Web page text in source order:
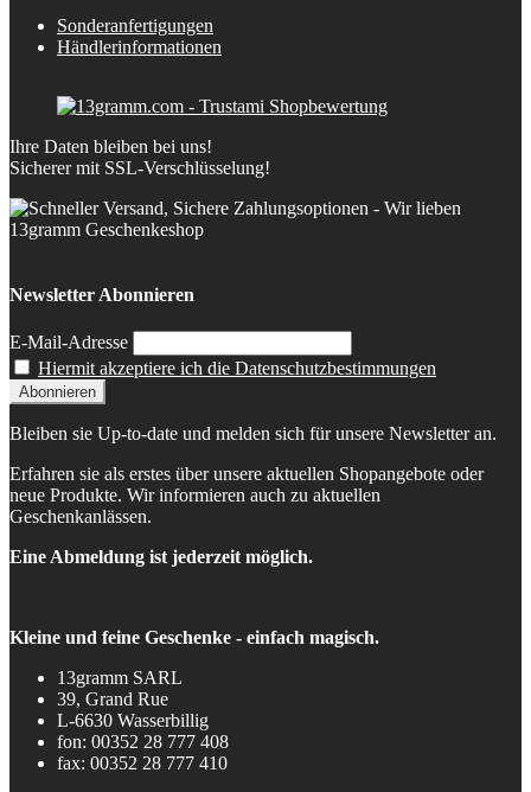
Sonderanfertigungen
Händlerinformationen
Ihre Daten bleiben bei uns!
Sicherer mit SSL-Verschlüsselung!
Newsletter Abonnieren
E-Mail-Adresse
Hiermit akzeptiere ich die Datenschutzbestimmungen
Bleiben sie Up-to-date und melden sich für unsere Newsletter an.
Erfahren sie als erstes über unsere aktuellen Shopangebote oder
neue Produkte. Wir informieren auch zu aktuellen
Geschenkanlässen.
Eine Abmeldung ist jederzeit möglich.
Kleine und feine Geschenke - einfach magisch.
13gramm SARL
39, Grand Rue
L-6630 Wasserbillig
fon: 00352 28 777 408
fax: 00352 28 777 410